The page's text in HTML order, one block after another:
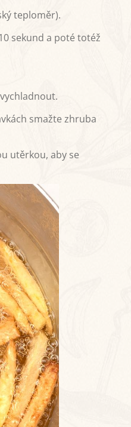
teploměr).
sekund a poté totéž
smažte zhruba
utěrkou, aby se